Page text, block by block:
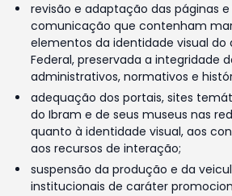
revisão e adaptação das páginas
comunicação que contenham
elementos da identidade visual do
Federal, preservada a integridade
administrativos, normativos e
adequação dos portais, sites
do Ibram e de seus museus nas
quanto à identidade visual, aos
aos recursos de interação;
suspensão da produção e da
institucionais de caráter